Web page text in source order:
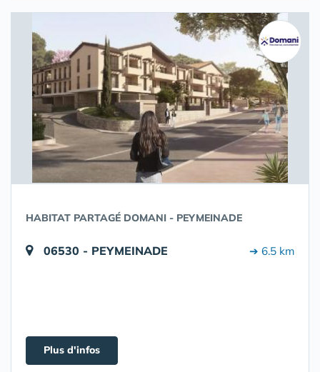
HABITAT PARTAGÉ DOMANI - PEYMEINADE
06530 - PEYMEINADE ➔ 6.5 km
Plus d'infos